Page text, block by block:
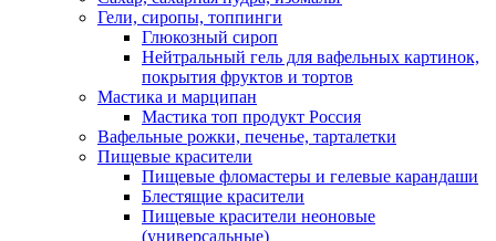
Гели, сиропы, топпинги
Глюкозный сироп
Нейтральный гель для вафельных картинок,
покрытия фруктов и тортов
Мастика и марципан
Мастика топ продукт Россия
Вафельные рожки, печенье, тарталетки
Пищевые красители
Пищевые фломастеры и гелевые карандаши
Блестящие красители
Пищевые красители неоновые
(универсальные)